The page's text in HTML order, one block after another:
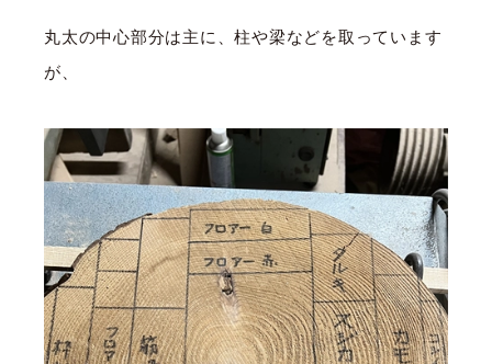
丸太の中心部分は主に、柱や梁などを取っています
が、